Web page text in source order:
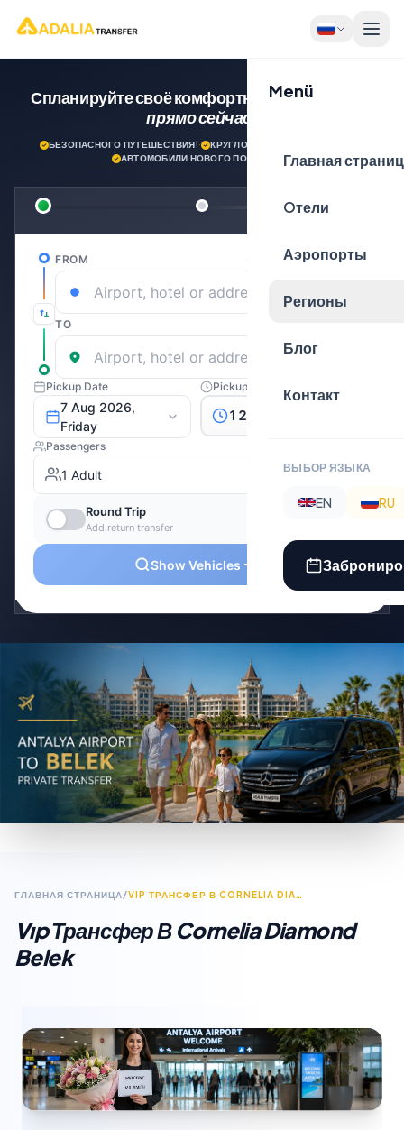
Menü
Главная
Oтели
Аэропорты
Регионы
Блог
Контакт
ВЫБОР ЯЗЫКА
EN RU
Спланируйте своё комфортное путешествие
прямо сейчас!
БЕЗОПАСНОГО ПУТЕШЕСТВИЯ!· КРУГЛОСУТОЧНАЯ ПОДДЕРЖКА
АВТОМОБИЛИ НОВОГО ПОКОЛЕНИЯ
ГЛАВНАЯ СТРАНИЦА/ VIP ТРАНСФЕР В CORNELIA DIAMOND BELEK
Vıp Трансфер В Cornelia Diamond
Belek